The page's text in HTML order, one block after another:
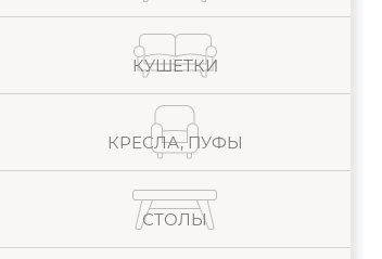
КУШЕТКИ
КРЕСЛА, ПУФЫ
СТОЛЫ